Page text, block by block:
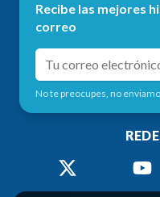
Recibe las mejores
correo
No te preocupes, no